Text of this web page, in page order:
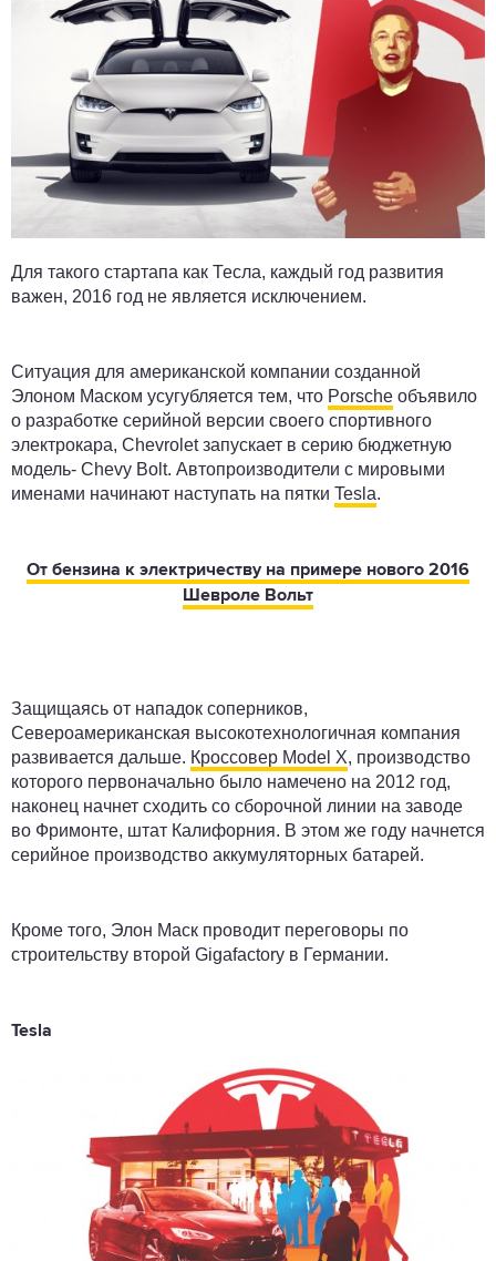
Для такого стартапа как Тесла, каждый год развития
важен, 2016 год не является исключением.
Ситуация для американской компании созданной
Элоном Маском усугубляется тем, что Porsche объявило
о разработке серийной версии своего спортивного
электрокара, Chevrolet запускает в серию бюджетную
модель- Chevy Bolt. Автопроизводители с мировыми
именами начинают наступать на пятки Tesla.
От бензина к электричеству на примере нового 2016
Шевроле Вольт
Защищаясь от нападок соперников,
Североамериканская высокотехнологичная компания
развивается дальше. Кроссовер Model X, производство
которого первоначально было намечено на 2012 год,
наконец начнет сходить со сборочной линии на заводе
во Фримонте, штат Калифорния. В этом же году начнется
серийное производство аккумуляторных батарей.
Кроме того, Элон Маск проводит переговоры по
строительству второй Gigafactory в Германии.
Tesla